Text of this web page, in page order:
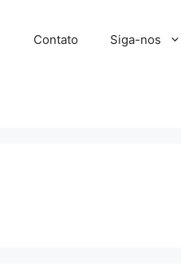
Contato Siga-nos